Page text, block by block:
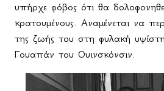
υπήρχε φόβος ότι θα
κρατουμένους. Αναμένεται να
της ζωής του στη φυλακή
Γουαπάν του Ουινσκόνσιν.